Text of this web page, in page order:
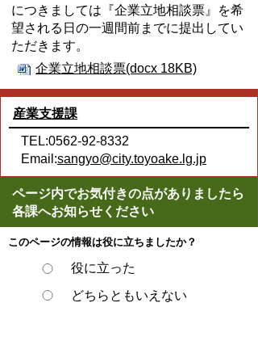
につきましては『企業立地相談票』を希
望される日の一週間前までに提出してい
ただきます。
企業立地相談票(docx 18KB)
産業支援課
TEL:0562-92-8332
Email:sangyo@city.toyoake.lg.jp
ページ内でお気付きの点がありましたら
各課へお知らせください
このページの情報は役に立ちましたか？
役に立った
どちらともいえない